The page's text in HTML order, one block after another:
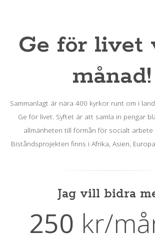
Ge för livet
månad!
Sammanlagt är nära 400 kyrkor runt om i
Ge för livet. Syftet är att samla in pengar
allmänheten till förmån för socialt arbete
Biståndsprojekten finns i Afrika, Asien,
Jag vill bidra
250 kr/